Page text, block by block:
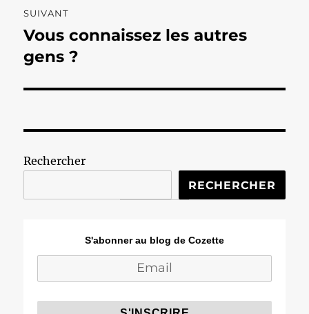
SUIVANT
Publication
suivante :
Vous connaissez les autres
gens ?
Rechercher
RECHERCHER
S'abonner au blog de Cozette